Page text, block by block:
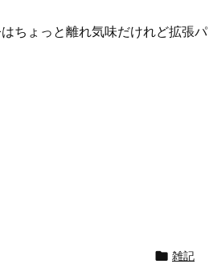
ちょっと離れ気味だけれど拡張パ
 雑記